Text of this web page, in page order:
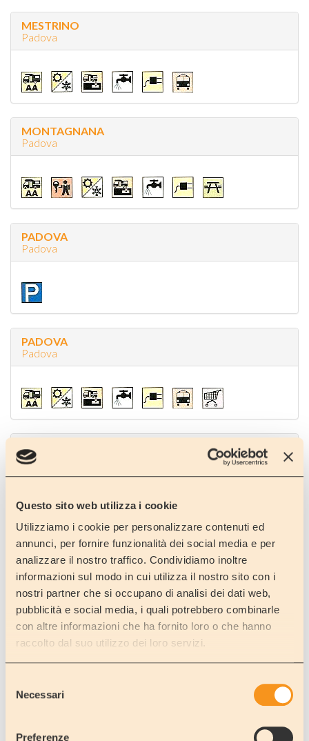
Questo sito web utilizza i cookie
Utilizziamo i cookie per personalizzare contenuti ed
annunci, per fornire funzionalità dei social media e per
analizzare il nostro traffico. Condividiamo inoltre
informazioni sul modo in cui utilizza il nostro sito con i
nostri partner che si occupano di analisi dei dati web,
pubblicità e social media, i quali potrebbero combinarle
con altre informazioni che ha fornito loro o che hanno
raccolto dal suo utilizzo dei loro servizi.
delNecessari
Preferenze
MESTRINO
Padova
MONTAGNANA
Padova
PADOVA
Padova
PADOVA
Padova
PRAGLIA
Padova
VIGONZA
Padova
Rovigo